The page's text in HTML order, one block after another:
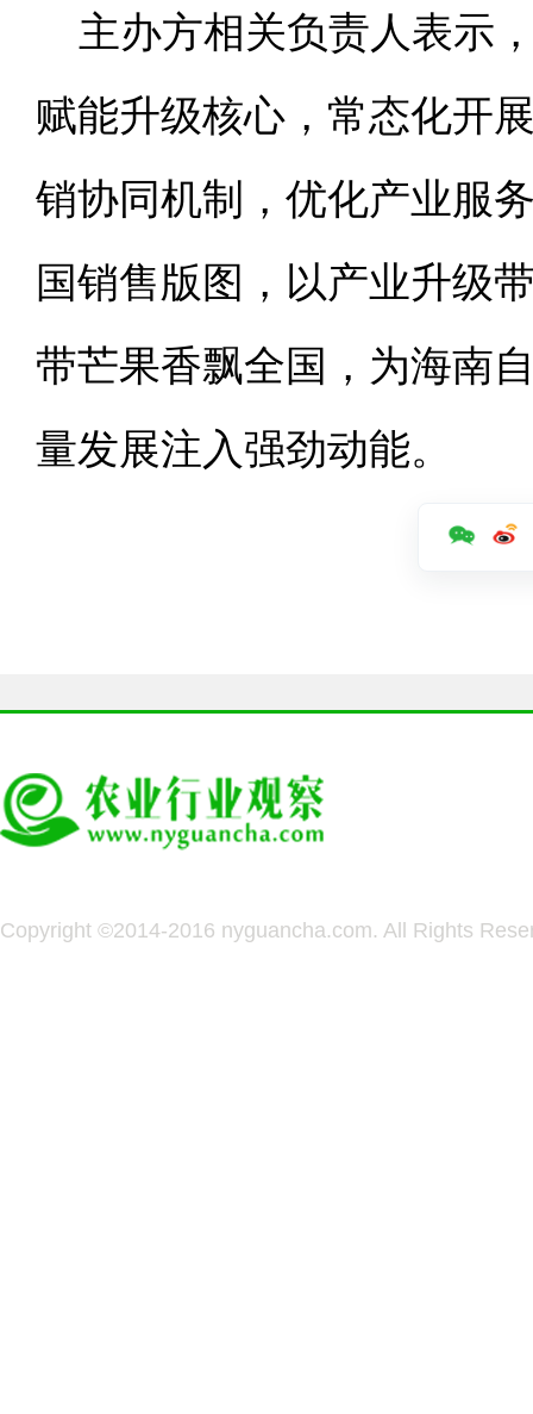
主办方相关负责人表示
赋能升级核心，常态化开
销协同机制，优化产业服
国销售版图，以产业升级
带芒果香飘全国，为海南
量发展注入强劲动能。
Copyright ©2014-2016 nyguancha.com. All Rights